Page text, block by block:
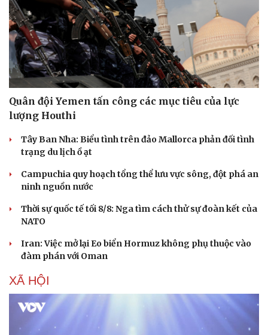
Quân đội Yemen tấn công các mục tiêu của lực
lượng Houthi
Tây Ban Nha: Biểu tình trên đảo Mallorca phản đối tình
trạng du lịch ồ ạt
Campuchia quy hoạch tổng thể lưu vực sông, đột phá an
ninh nguồn nước
Thời sự quốc tế tối 8/8: Nga tìm cách thử sự đoàn kết của
NATO
Iran: Việc mở lại Eo biển Hormuz không phụ thuộc vào
đàm phán với Oman
XÃ HỘI